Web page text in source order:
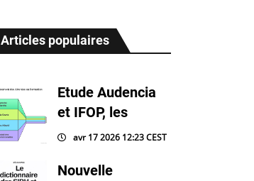
Articles populaires
Etude Audencia
et IFOP, les
avr 17 2026 12:23 CEST
Nouvelle